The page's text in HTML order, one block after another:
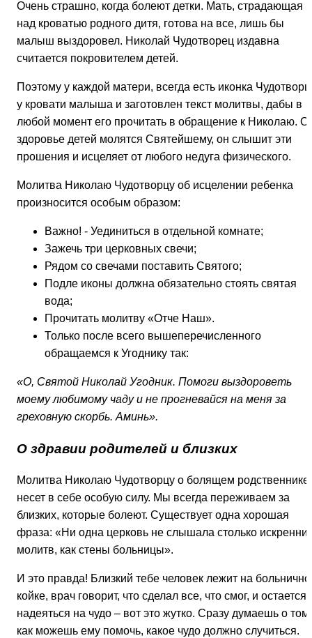
Очень страшно, когда болеют детки. Мать, страдающая
над кроватью родного дитя, готова на все, лишь бы
малыш выздоровел. Николай Чудотворец издавна
считается покровителем детей.
Поэтому у каждой матери, всегда есть иконка
у кровати малыша и заготовлен текст молитвы, дабы в
любой момент его прочитать в обращение к Николаю. О
здоровье детей молятся Святейшему, он слышит эти
прошения и исцеляет от любого недуга физического.
Молитва Николаю Чудотворцу об исцелении ребенка
произносится особым образом:
Важно! - Уединиться в отдельной комнате;
Зажечь три церковных свечи;
Рядом со свечами поставить Святого;
Подле иконы должна обязательно стоять святая
вода;
Прочитать молитву «Отче Наш».
Только после всего вышеперечисленного
обращаемся к Угоднику так:
«О, Святой Николай Угодник. Помоги выздороветь
моему любимому чаду и не прогневайся на меня за
греховную скорбь. Аминь».
О здравии родителей и близких
Молитва Николаю Чудотворцу о болящем родственнике
несет в себе особую силу. Мы всегда переживаем за
близких, которые болеют. Существует одна хорошая
фраза: «Ни одна церковь не слышала столько
молитв, как стены больницы».
И это правда! Близкий тебе человек лежит на
койке, врач говорит, что сделал все, что смог, и остается
надеяться на чудо – вот это жутко. Сразу думаешь о том,
как можешь ему помочь, какое чудо должно случиться.